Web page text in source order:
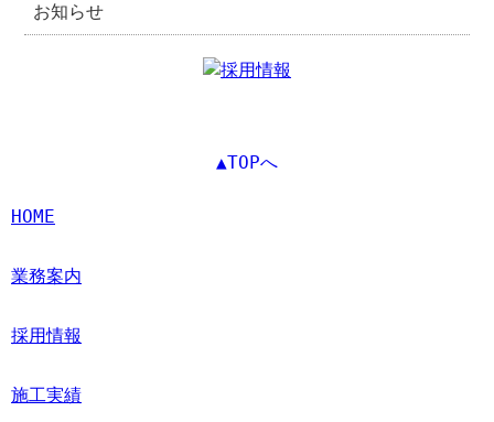
お知らせ
▲TOPへ
HOME
業務案内
採用情報
施工実績